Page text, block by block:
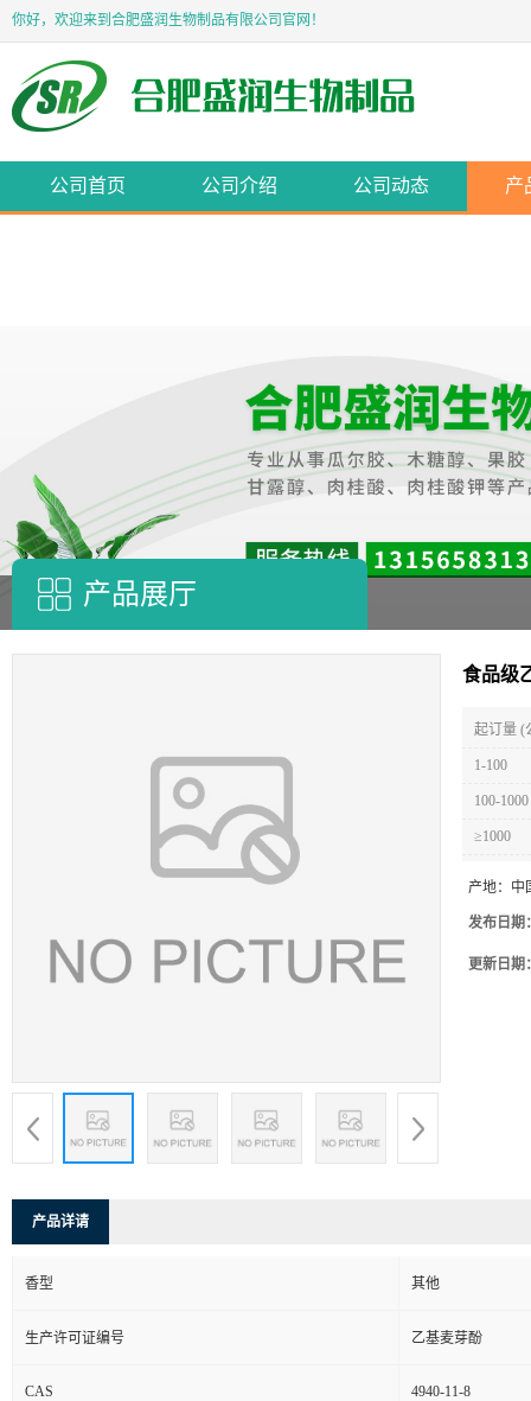
你好，欢迎来到合肥盛润生物制品有限公司官网！
公司首页 公司介绍 公司动态 产
产品展厅
食品级
起订量 (
1-100
100-1000
≥1000
产地： 中
发布日期
更新日期
产品详请
香型 其他
生产许可证编号 乙基麦芽酚
CAS 4940-11-8